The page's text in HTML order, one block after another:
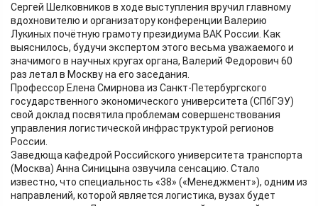
Сергей Шелковников в ходе выступления вручил главному
вдохновителю и организатору конференции Валерию
Лукиных почётную грамоту президиума ВАК России. Как
выяснилось, будучи экспертом этого весьма уважаемого и
значимого в научных кругах органа, Валерий Федорович 60
раз летал в Москву на его заседания.
Профессор Елена Смирнова из Санкт-Петербургского
государственного экономического университета (СПбГЭУ)
свой доклад посвятила проблемам совершенствования
управления логистической инфраструктурой регионов
России.
Заведюща кафедрой Российского университета транспорта
(Москва) Анна Синицына озвучила сенсацию. Стало
известно, что специальность «38» («Менеджмент»), одним из
направлений, которой является логистика, вузах будет